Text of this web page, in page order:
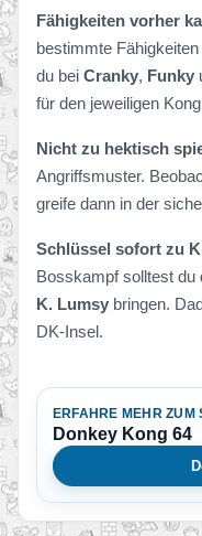
Fähigkeiten vorher
bestimmte
du bei Cranky, Funky
für den jeweiligen
Nicht zu hektisch
Angriffsmuster.
greife dann in der
Schlüssel sofort zu
Bosskampf solltest du
K. Lumsy bringen.
DK-Insel.
ERFAHRE MEHR ZUM
Donkey Kong 64